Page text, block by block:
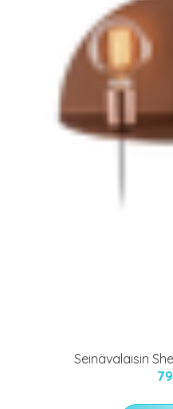
Seinävalaisin